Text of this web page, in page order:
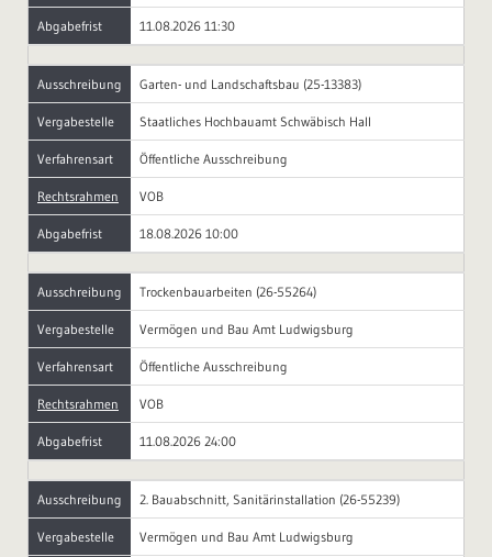
Abgabefrist 11.08.2026 11:30
Ausschreibung Garten- und Landschaftsbau (25-13383)
Vergabestelle Staatliches Hochbauamt Schwäbisch Hall
Verfahrensart Öffentliche Ausschreibung
Rechtsrahmen VOB
Abgabefrist 18.08.2026 10:00
Ausschreibung Trockenbauarbeiten (26-55264)
Vergabestelle Vermögen und Bau Amt Ludwigsburg
Verfahrensart Öffentliche Ausschreibung
Rechtsrahmen VOB
Abgabefrist 11.08.2026 24:00
Ausschreibung 2. Bauabschnitt, Sanitärinstallation (26-55239)
Vergabestelle Vermögen und Bau Amt Ludwigsburg